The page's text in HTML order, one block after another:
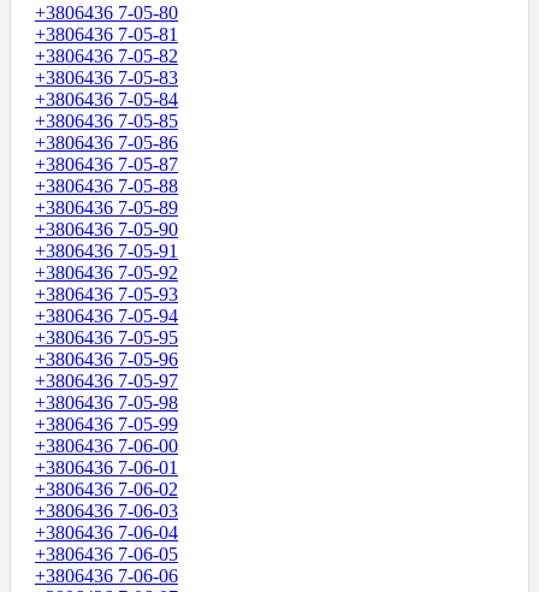
+3806436 7-05-80
+3806436 7-05-81
+3806436 7-05-82
+3806436 7-05-83
+3806436 7-05-84
+3806436 7-05-85
+3806436 7-05-86
+3806436 7-05-87
+3806436 7-05-88
+3806436 7-05-89
+3806436 7-05-90
+3806436 7-05-91
+3806436 7-05-92
+3806436 7-05-93
+3806436 7-05-94
+3806436 7-05-95
+3806436 7-05-96
+3806436 7-05-97
+3806436 7-05-98
+3806436 7-05-99
+3806436 7-06-00
+3806436 7-06-01
+3806436 7-06-02
+3806436 7-06-03
+3806436 7-06-04
+3806436 7-06-05
+3806436 7-06-06